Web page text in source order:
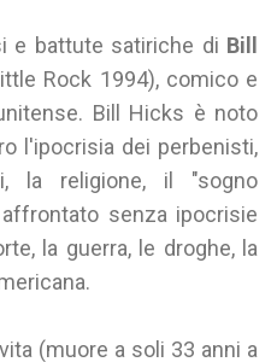
e battute satiriche di Bill
Rock 1994), comico e
Bill Hicks è noto
l'ipocrisia dei perbenisti,
la religione, il "sogno
senza ipocrisie
la guerra, le droghe, la
(muore a soli 33 anni a